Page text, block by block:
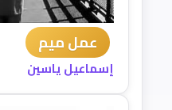
عمل ميم
إسماعيل ياسين